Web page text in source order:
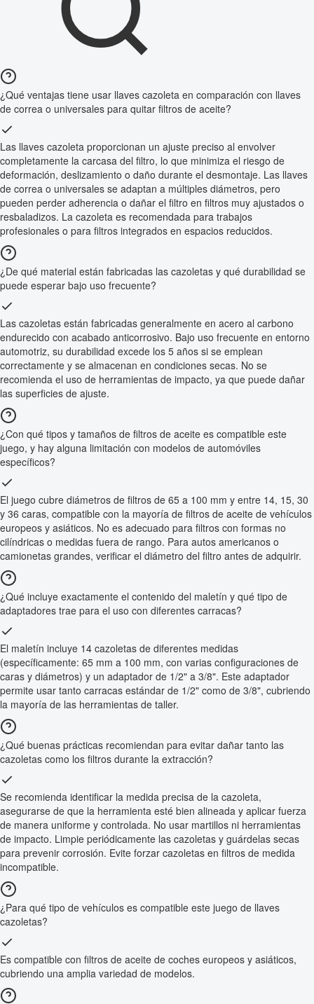
¿Qué ventajas tiene usar llaves cazoleta en comparación con llaves
de correa o universales para quitar filtros de aceite?
Las llaves cazoleta proporcionan un ajuste preciso al envolver
completamente la carcasa del filtro, lo que minimiza el riesgo de
deformación, deslizamiento o daño durante el desmontaje. Las llaves
de correa o universales se adaptan a múltiples diámetros, pero
pueden perder adherencia o dañar el filtro en filtros muy ajustados o
resbaladizos. La cazoleta es recomendada para trabajos
profesionales o para filtros integrados en espacios reducidos.
¿De qué material están fabricadas las cazoletas y qué durabilidad se
puede esperar bajo uso frecuente?
Las cazoletas están fabricadas generalmente en acero al carbono
endurecido con acabado anticorrosivo. Bajo uso frecuente en entorno
automotriz, su durabilidad excede los 5 años si se emplean
correctamente y se almacenan en condiciones secas. No se
recomienda el uso de herramientas de impacto, ya que puede dañar
las superficies de ajuste.
¿Con qué tipos y tamaños de filtros de aceite es compatible este
juego, y hay alguna limitación con modelos de automóviles
específicos?
El juego cubre diámetros de filtros de 65 a 100 mm y entre 14, 15, 30
y 36 caras, compatible con la mayoría de filtros de aceite de vehículos
europeos y asiáticos. No es adecuado para filtros con formas no
cilíndricas o medidas fuera de rango. Para autos americanos o
camionetas grandes, verificar el diámetro del filtro antes de adquirir.
¿Qué incluye exactamente el contenido del maletín y qué tipo de
adaptadores trae para el uso con diferentes carracas?
El maletín incluye 14 cazoletas de diferentes medidas
(específicamente: 65 mm a 100 mm, con varias configuraciones de
caras y diámetros) y un adaptador de 1/2" a 3/8". Este adaptador
permite usar tanto carracas estándar de 1/2" como de 3/8", cubriendo
la mayoría de las herramientas de taller.
¿Qué buenas prácticas recomiendan para evitar dañar tanto las
cazoletas como los filtros durante la extracción?
Se recomienda identificar la medida precisa de la cazoleta,
asegurarse de que la herramienta esté bien alineada y aplicar fuerza
de manera uniforme y controlada. No usar martillos ni herramientas
de impacto. Limpie periódicamente las cazoletas y guárdelas secas
para prevenir corrosión. Evite forzar cazoletas en filtros de medida
incompatible.
¿Para qué tipo de vehículos es compatible este juego de llaves
cazoletas?
Es compatible con filtros de aceite de coches europeos y asiáticos,
cubriendo una amplia variedad de modelos.